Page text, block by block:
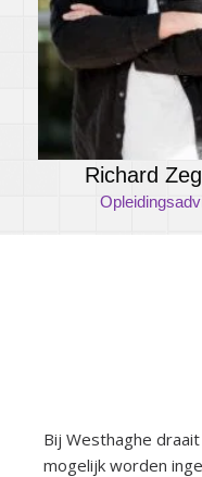
Richard
Bij Westhaghe
mogelijk worden